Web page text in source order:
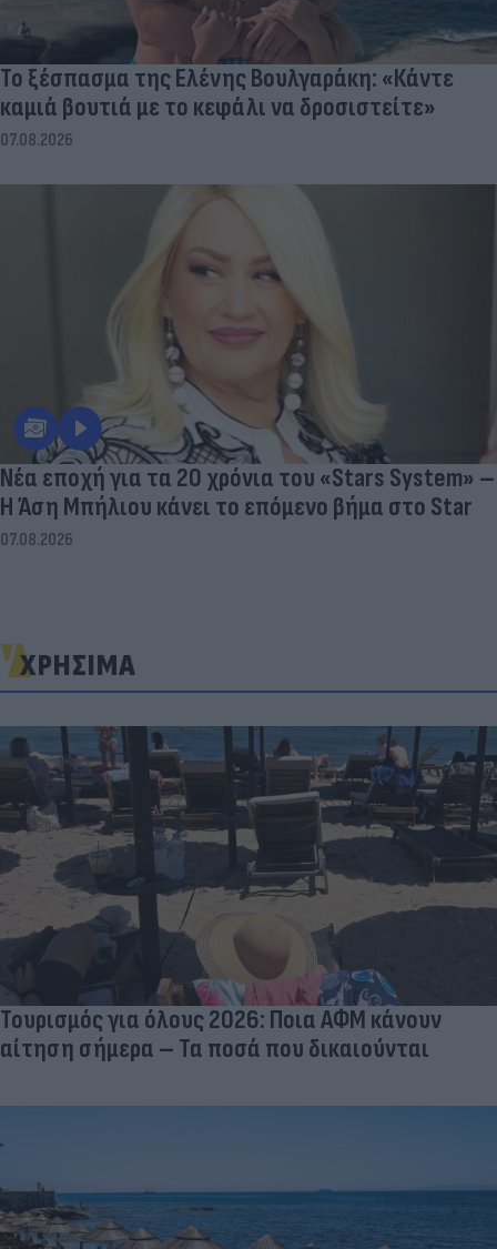
Το ξέσπασμα της Ελένης Βουλγαράκη: «Κάντε
καμιά βουτιά με το κεφάλι να δροσιστείτε»
07.08.2026
Νέα εποχή για τα 20 χρόνια του «Stars System» –
Η Άση Μπήλιου κάνει το επόμενο βήμα στο Star
07.08.2026
ΧΡΗΣΙΜΑ
Τουρισμός για όλους 2026: Ποια ΑΦΜ κάνουν
αίτηση σήμερα – Τα ποσά που δικαιούνται